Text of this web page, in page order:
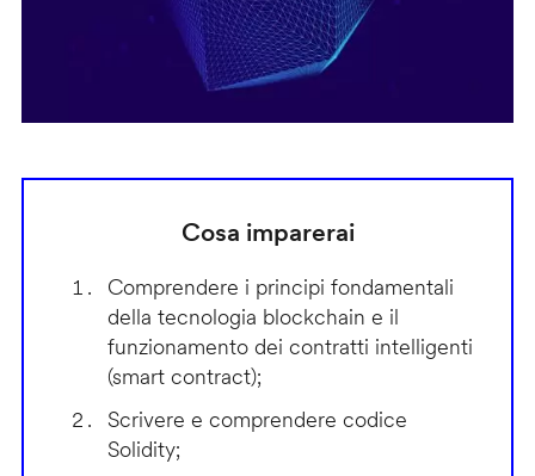
Cosa imparerai
Comprendere i principi fondamentali
della tecnologia blockchain e il
funzionamento dei contratti intelligenti
(smart contract);
Scrivere e comprendere codice
Solidity;